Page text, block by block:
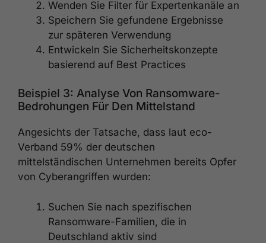
Wenden Sie Filter für Expertenkanäle an
Speichern Sie gefundene Ergebnisse
zur späteren Verwendung
Entwickeln Sie Sicherheitskonzepte
basierend auf Best Practices
Beispiel 3: Analyse Von Ransomware-
Bedrohungen Für Den Mittelstand
Angesichts der Tatsache, dass laut eco-
Verband 59% der deutschen
mittelständischen Unternehmen bereits Opfer
von Cyberangriffen wurden:
Suchen Sie nach spezifischen
Ransomware-Familien, die in
Deutschland aktiv sind